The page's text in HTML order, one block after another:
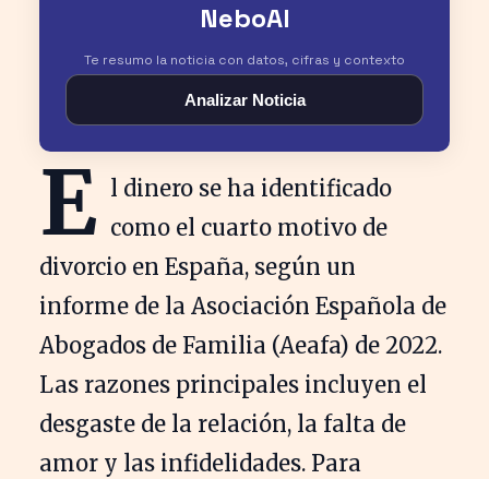
NeboAI
Te resumo la noticia con datos, cifras y contexto
Analizar Noticia
E l dinero se ha identificado
como el cuarto motivo de
divorcio en España, según un
informe de la Asociación Española de
Abogados de Familia (Aeafa) de 2022.
Las razones principales incluyen el
desgaste de la relación, la falta de
amor y las infidelidades. Para